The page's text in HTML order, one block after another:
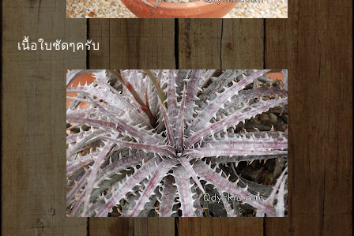
เนื้อใบชัดๆครับ